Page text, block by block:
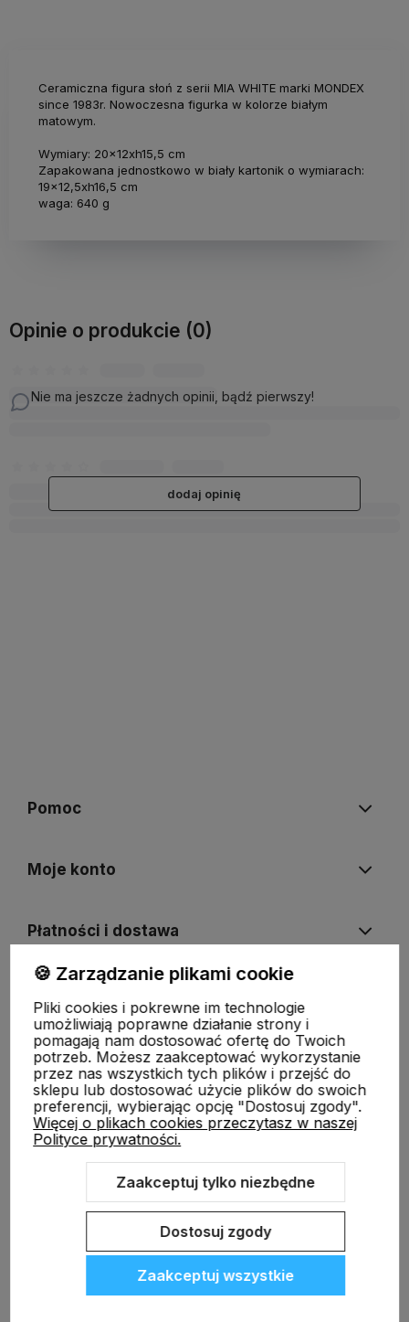
Ceramiczna figura słoń z serii MIA WHITE marki MONDEX
since 1983r. Nowoczesna figurka w kolorze białym
matowym.
Wymiary: 20x12xh15,5 cm
Zapakowana jednostkowo w biały kartonik o wymiarach:
19x12,5xh16,5 cm
waga: 640 g
Opinie o produkcie (0)
Nie ma jeszcze żadnych opinii, bądź pierwszy!
dodaj opinię
Pomoc
Moje konto
Płatności i dostawa
O nas
Sklep internetowy Shoper.pl Szablon Shoper Modern 3.0™
🍪 Zarządzanie plikami cookie
Pliki cookies i pokrewne im technologie
umożliwiają poprawne działanie strony i
pomagają nam dostosować ofertę do Twoich
potrzeb. Możesz zaakceptować wykorzystanie
przez nas wszystkich tych plików i przejść do
sklepu lub dostosować użycie plików do swoich
preferencji, wybierając opcję "Dostosuj zgody".
Więcej o plikach cookies przeczytasz w naszej
Polityce prywatności.
Zaakceptuj tylko niezbędne
Dostosuj zgody
Zaakceptuj wszystkie